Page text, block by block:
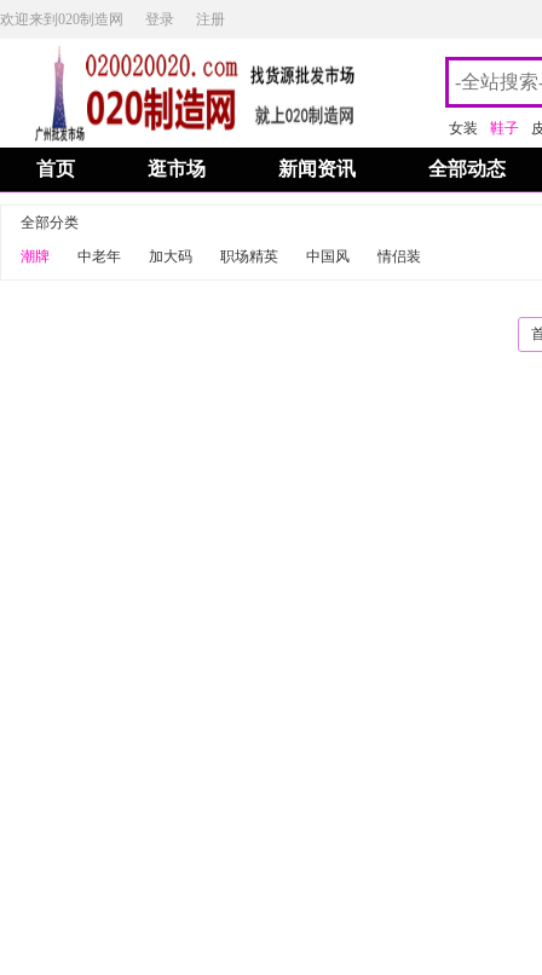
欢迎来到020制造网 登录 注册
女装 鞋子
首页 逛市场 新闻资讯 全部动态
全部分类
潮牌
中老年 加大码 职场精英 中国风 情侣装